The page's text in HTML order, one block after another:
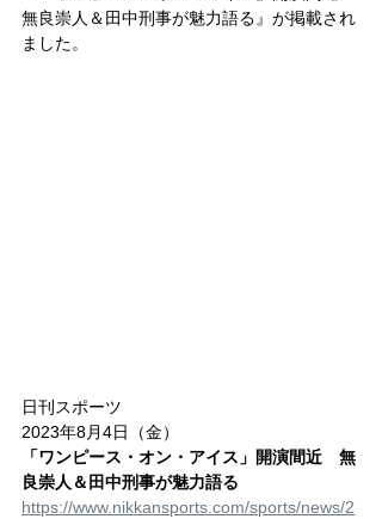
無良崇人＆田中刑事が魅力語る』が掲載され
ました。
日刊スポーツ
2023年8月4日（金）
「ワンピース・オン・アイス」開演間近　無
良崇人＆田中刑事が魅力語る
https://www.nikkansports.com/sports/news/2